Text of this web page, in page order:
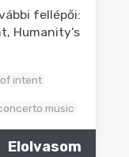
fellépői:
Humanity's
intent
music
Elolvasom